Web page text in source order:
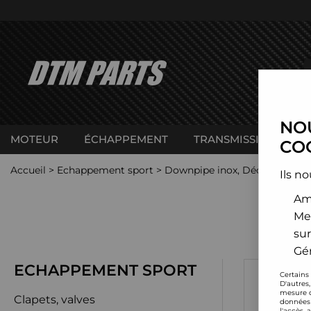
MOTEUR ÉCHAPPEMENT TRANSMISSION
Accueil > Echappement sport > Downpipe inox, Décata et
ECHAPPEMENT SPORT
Clapets, valves
Ils
mesure